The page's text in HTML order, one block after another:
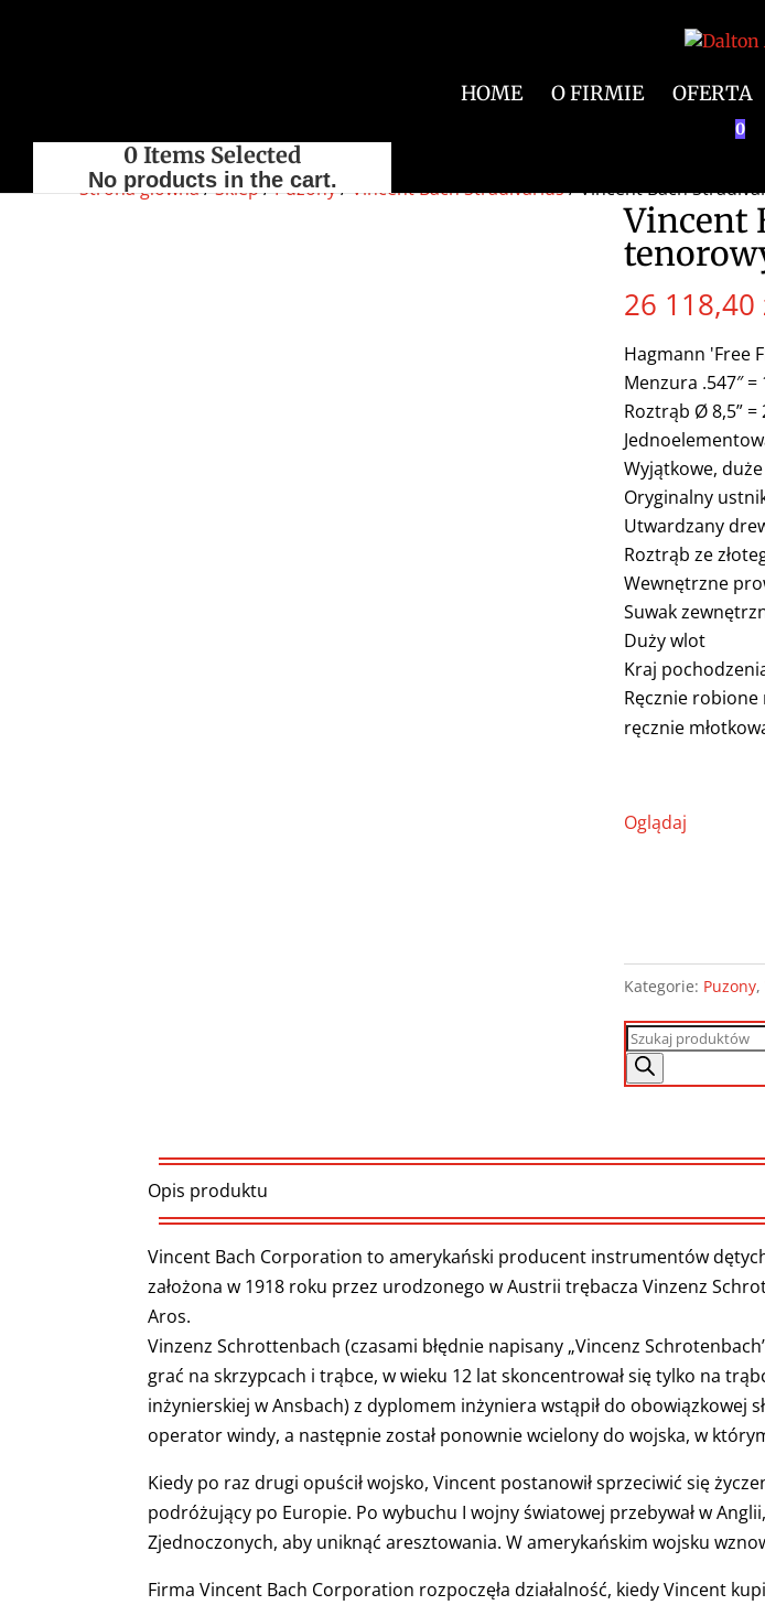
HOME O FIRMIE OFERTA
0
0 Items Selected
No products in the cart.
Strona główna/Sklep/Puzony/Vincent Bach Stradivarius/ Vincent Bach
Vincent
26 118,40
Hagmann 'Free
Menzura .547″ =
Roztrąb Ø 8,5” =
Wyjątkowe,
Oryginalny
Utwardzany
Roztrąb ze
Wewnętrzne
Suwak
Duży wlot
Kraj
Ręcznie robione
ręcznie
Oglądaj
Kategorie: Puzony,
Wyszukiwarka
produktów
Opis produktu
Vincent Bach Corporation to amerykański producent instrumentów
założona w 1918 roku przez urodzonego w Austrii trębacza Vinzenz
Aros.
Vinzenz Schrottenbach (czasami błędnie napisany „Vincenz
grać na skrzypcach i trąbce, w wieku 12 lat skoncentrował się tylko na
inżynierskiej w Ansbach) z dyplomem inżyniera wstąpił do obowiązkowej
operator windy, a następnie został ponownie wcielony do wojska, w
Kiedy po raz drugi opuścił wojsko, Vincent postanowił sprzeciwić się
podróżujący po Europie. Po wybuchu I wojny światowej przebywał w
Zjednoczonych, aby uniknąć aresztowania. W amerykańskim wojsku
Firma Vincent Bach Corporation rozpoczęła działalność, kiedy Vincent